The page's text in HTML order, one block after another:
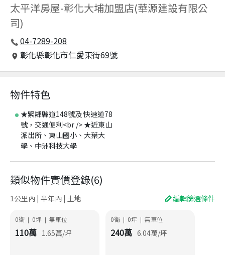
太平洋房屋-彰化大埔加盟店(華源建設有限公
司)
04-7289-208
彰化縣彰化市仁愛東街69號
物件特色
★緊鄰縣道148號及 快速道78
號，交通便利<br /> ★近東山
派出所、東山國小、大葉大
學、中洲科技大學
類似物件實價登錄(6)
1公里內 | 半年內 | 土地 編輯篩選條件
0衛 | 0坪 | 無車位
110萬 1.65萬/坪
0衛 | 0坪 | 無車位
240萬 6.04萬/坪